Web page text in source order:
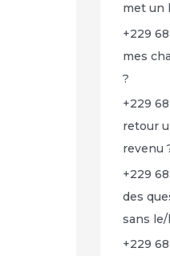
met un
+229
mes
?
+229
retour
revenu
+229
des
sans
+229